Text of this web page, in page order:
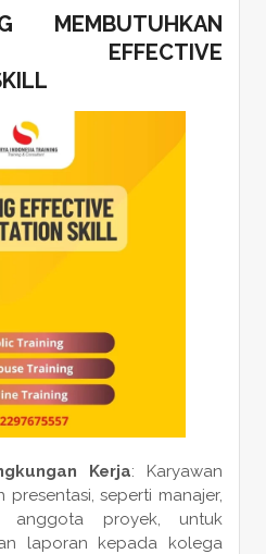
MEMBUTUHKAN
EFFECTIVE
Kerja: Karyawan
seperti manajer,
anggota proyek, untuk
laporan kepada kolega